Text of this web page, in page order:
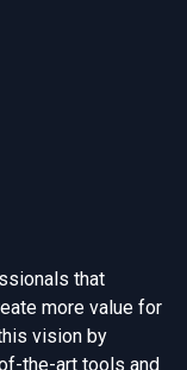
that
more value for
vision by
the-art tools and